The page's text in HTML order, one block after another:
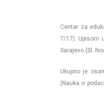
Centar za
7/17). Upisom
Sarajevo (Sl.
Ukupno je
(Nauka o